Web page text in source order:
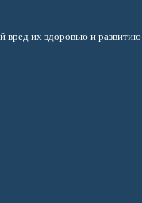
их здоровью и развитию